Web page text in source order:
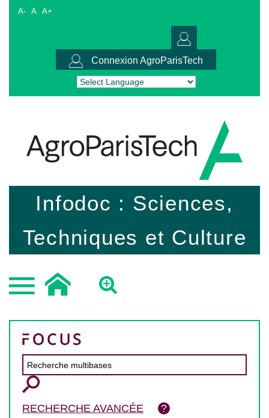
A- A A+
Connexion AgroParisTech
Powered by Translate
Infodoc : Sciences,
Techniques et Culture
RECHERCHE AVANCÉE